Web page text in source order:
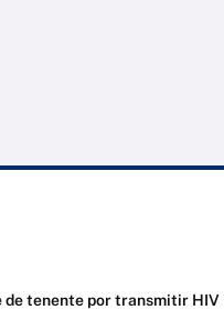
de tenente por transmitir HIV